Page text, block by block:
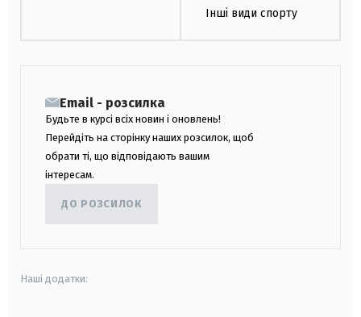
Інші види спорту
Email - розсилка
Будьте в курсі всіх новин і оновлень!
Перейдіть на сторінку наших розсилок, щоб
обрати ті, що відповідають вашим
інтересам.
ДО РОЗСИЛОК
Наші додатки: